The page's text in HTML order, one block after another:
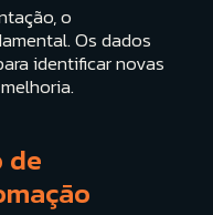
o
Os dados
identificar novas
de